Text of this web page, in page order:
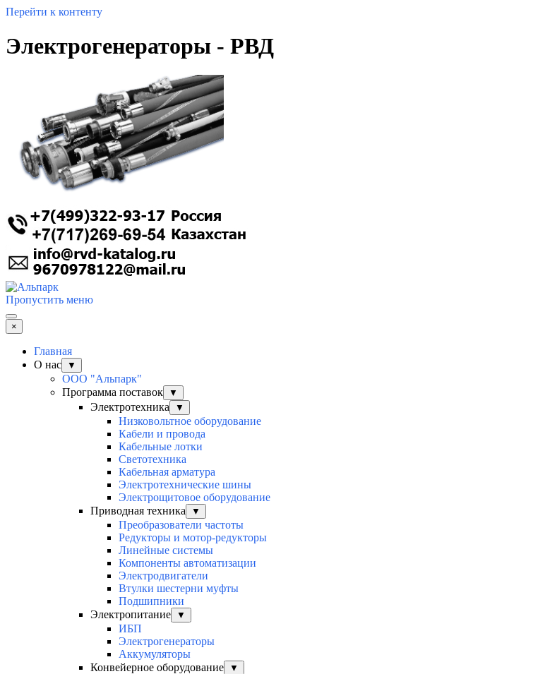
Перейти к контенту
Электрогенераторы - РВД
Пропустить меню
×
Главная
О нас
▼
ООО "Альпарк"
Программа поставок
▼
Электротехника ▼
Низковольтное оборудование
Кабели и провода
Кабельные лотки
Светотехника
Кабельная арматура
Электротехнические шины
Электрощитовое оборудование
Приводная техника
▼
Преобразователи частоты
Редукторы и мотор-редукторы
Линейные системы
Компоненты автоматизации
Электродвигатели
Втулки шестерни муфты
Подшипники
Электропитание
▼
ИБП
Электрогенераторы
Аккумуляторы
Конвейерное оборудование
▼